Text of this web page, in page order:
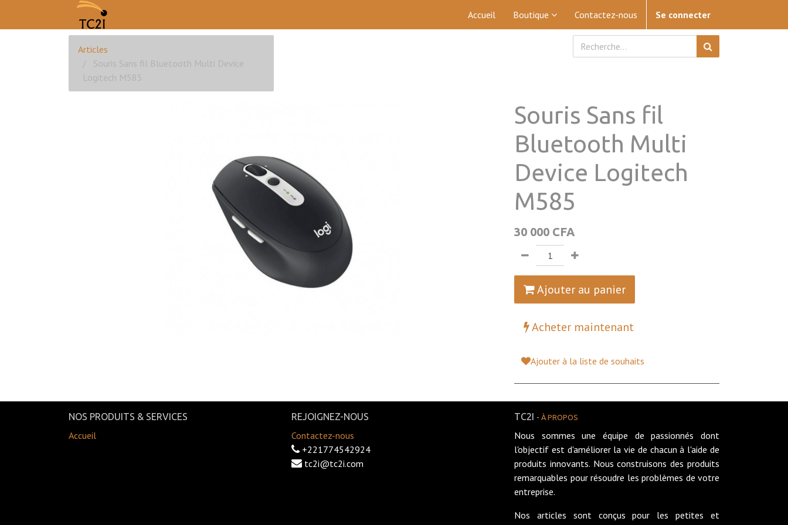
Accueil Boutique Contactez-nous Se connecter
Articles
Souris Sans fil Bluetooth Multi Device
Logitech M585
Souris Sans fil
Bluetooth Multi
Device Logitech
M585
30 000 CFA
Ajouter au panier
Acheter maintenant
Ajouter à la liste de souhaits
NOS PRODUITS & SERVICES
Accueil
REJOIGNEZ-NOUS
Contactez-nous
+221774542924
tc2i@tc2i.com
TC2I - À PROPOS
Nous sommes une équipe de passionnés dont
l'objectif est d'améliorer la vie de chacun à l'aide de
produits innovants. Nous construisons des produits
remarquables pour résoudre les problèmes de votre
entreprise.
Nos articles sont conçus pour les petites et